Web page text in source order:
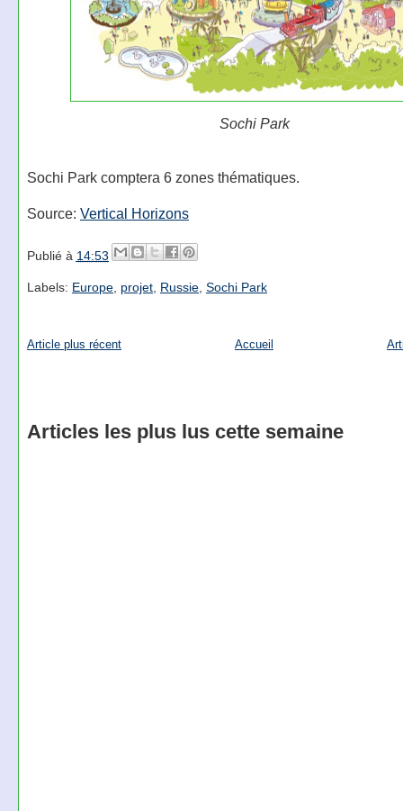
Sochi Park
Sochi Park comptera 6 zones thématiques.
Source: Vertical Horizons
Publié à 14:53
Labels: Europe, projet, Russie, Sochi Park
Article plus récent Accueil
Articles les plus lus cette semaine